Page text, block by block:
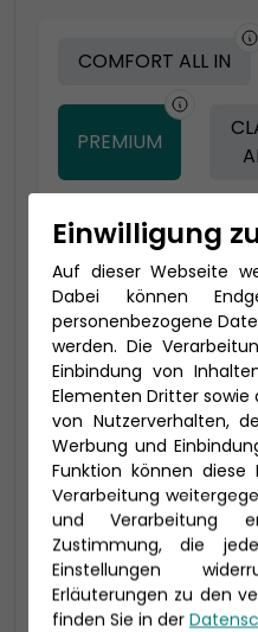
COMFORT ALL IN
PREMIUM
-150 € - Frühbucher
2-Bett-Veranda
24-37 qm, inklusive
VE: bis zu 3
Kleiderschrank
Einwilligung
Auf dieser Webseite
Dabei können
personenbezogene
werden. Die
Einbindung von
Elementen Dritter sowie
von Nutzerverhalten,
Werbung und
Funktion können
Verarbeitung
und Verarbeitung
Zustimmung, die
Einstellungen
Erläuterungen zu den
finden Sie in der